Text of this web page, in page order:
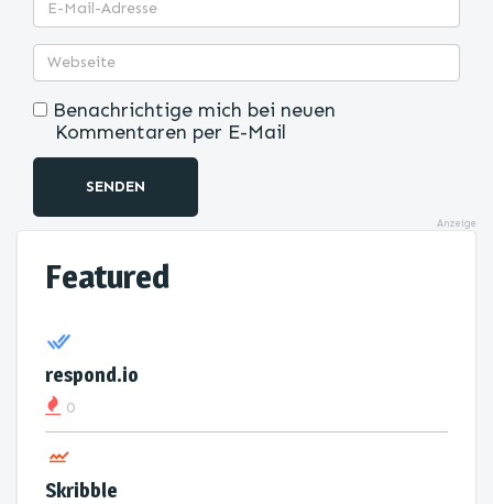
Benachrichtige mich bei neuen
Kommentaren per E-Mail
SENDEN
Anzeige
Featured
respond.io
0
Skribble